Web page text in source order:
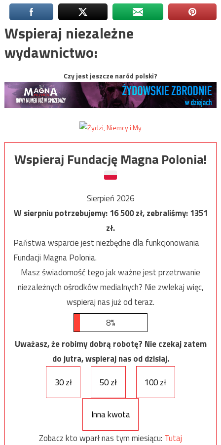
Wspieraj niezależne
wydawnictwo:
Czy jest jeszcze naród polski?
Wspieraj Fundację Magna Polonia!
Sierpień 2026
W sierpniu potrzebujemy:16 500zł, zebraliśmy:1351
zł.
Państwa wsparcie jest niezbędne dla funkcjonowania
Fundacji Magna Polonia.
Masz świadomość tego jak ważne jest przetrwanie
niezależnych ośrodków medialnych? Nie zwlekaj więc,
wspieraj nas już od teraz.
8%
Uważasz, że robimy dobrą robotę? Nie czekaj zatem
do jutra, wspieraj nas od dzisiaj.
30 zł
50 zł 100 zł
Inna kwota
Zobacz kto wparł nas tym miesiącu: Tutaj